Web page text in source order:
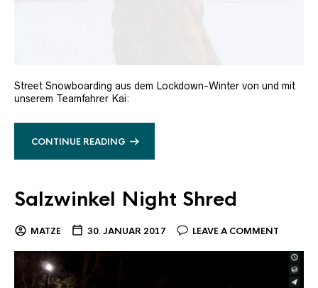
Street Snowboarding aus dem Lockdown-Winter von und mit
unserem Teamfahrer Kai:
CONTINUE READING
Salzwinkel Night Shred
MATZE 30. JANUAR 2017 LEAVE A COMMENT